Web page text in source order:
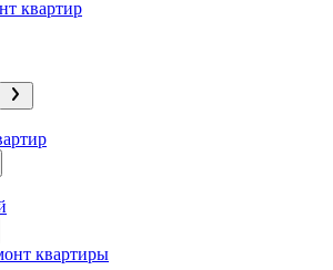
квартир
квартиры